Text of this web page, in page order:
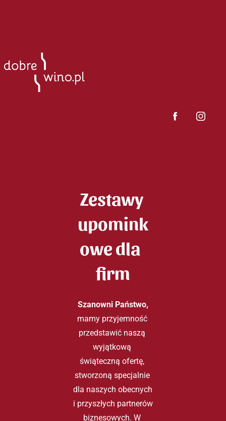
Zestawy
upomink
owe dla
firm
Szanowni Państwo,
mamy przyjemność
przedstawić naszą
wyjątkową
świąteczną ofertę,
stworzoną specjalnie
dla naszych obecnych
i przyszłych partnerów
biznesowych. W